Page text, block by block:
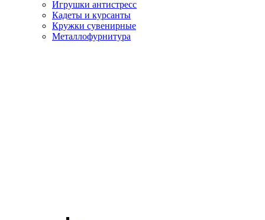
Игрушки антистресс
Кадеты и курсанты
Кружки сувенирные
Металлофурнитура